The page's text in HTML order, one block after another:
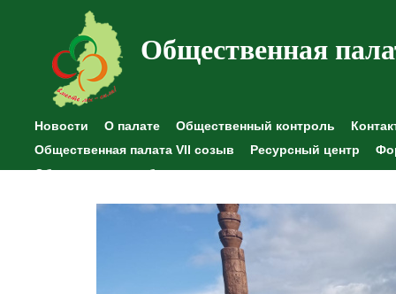
Общественная
Новости О палате Общественный контроль
Общественная палата VII созыв
Ресурсный центр
Общественные наблюдения